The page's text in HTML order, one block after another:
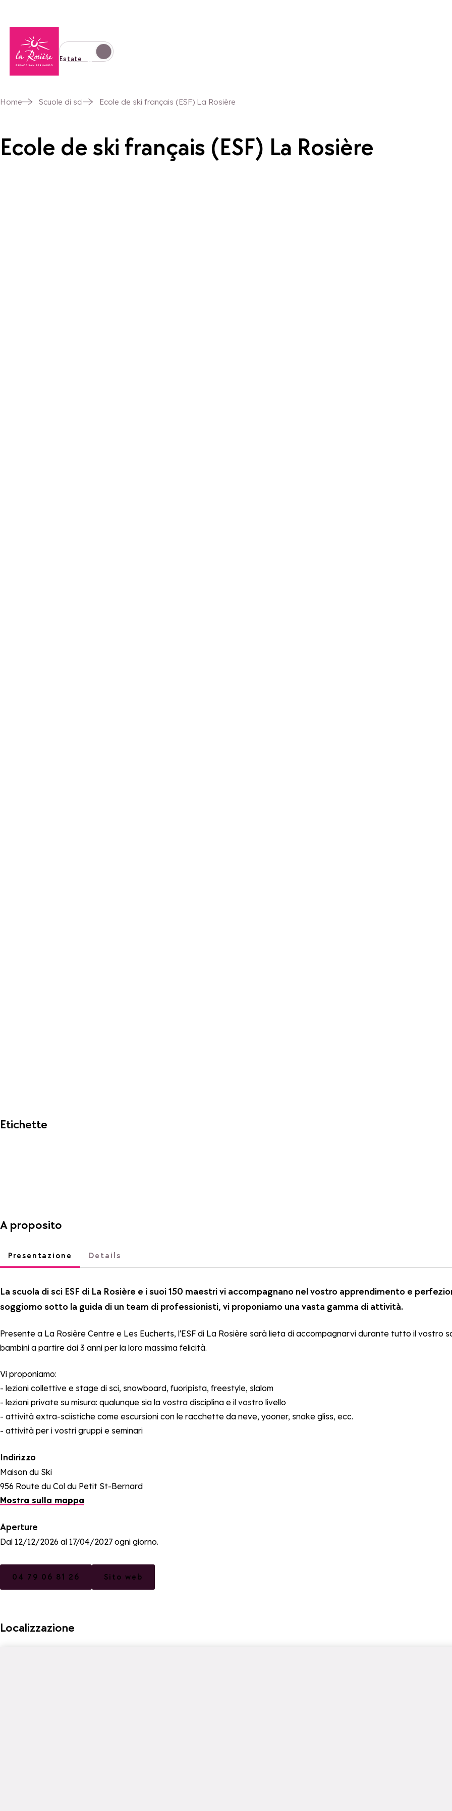
Passa alla modalità invernale
Estate
Home Scuole di sci Ecole de ski français (ESF) La Rosière
Ecole de ski français (ESF) La Rosière
Etichette
A proposito
Presentazione Details
La scuola di sci ESF di La Rosière e i suoi 150 maestri vi accompagnano nel vostro apprendimento e
soggiorno sotto la guida di un team di professionisti, vi proponiamo una vasta gamma di attività.
Presente a La Rosière Centre e Les Eucherts, l'ESF di La Rosière sarà lieta di accompagnarvi durante tutto il vostro
bambini a partire dai 3 anni per la loro massima felicità.
Vi proponiamo:
- lezioni collettive e stage di sci, snowboard, fuoripista, freestyle, slalom
- lezioni private su misura: qualunque sia la vostra disciplina e il vostro livello
- attività extra-sciistiche come escursioni con le racchette da neve, yooner, snake gliss, ecc.
- attività per i vostri gruppi e seminari
Indirizzo
Maison du Ski
956 Route du Col du Petit St-Bernard
Mostra sulla mappa
Aperture
Dal 12/12/2026 al 17/04/2027 ogni giorno.
04 79 06 81 26 Sito web
Localizzazione